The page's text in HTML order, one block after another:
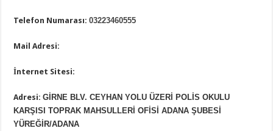
Telefon Numarası:03223460555
Mail Adresi:
İnternet Sitesi:
Adresi:GİRNE BLV. CEYHAN YOLU ÜZERİ POLİS OKULU
KARŞISI TOPRAK MAHSULLERİ OFİSİ ADANA ŞUBESİ
YÜREĞİR/ADANA